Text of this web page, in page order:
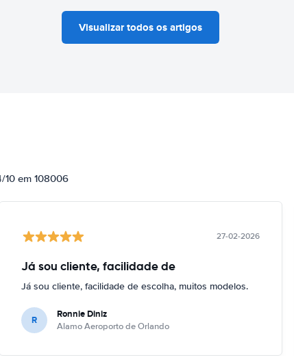
Visualizar todos os artigos
10 em 108006
27-02-2026
Já sou cliente, facilidade de
Já sou cliente, facilidade de escolha, muitos modelos.
R Ronnie Diniz
Alamo Aeroporto de Orlando